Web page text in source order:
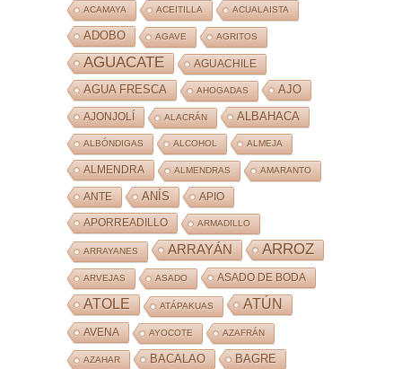
ACAMAYA ACEITILLA ACUALAISTA
ADOBO AGAVE AGRITOS
AGUACATE AGUACHILE
AGUA FRESCA AHOGADAS AJO
AJONJOLÍ ALACRÁN ALBAHACA
ALBÓNDIGAS ALCOHOL ALMEJA
ALMENDRA ALMENDRAS AMARANTO
ANTE ANÍS APIO
APORREADILLO ARMADILLO
ARRAYANES ARRAYÁN ARROZ
ARVEJAS ASADO ASADO DE BODA
ATOLE ATÁPAKUAS ATÚN
AVENA AYOCOTE AZAFRÁN
AZAHAR BACALAO BAGRE